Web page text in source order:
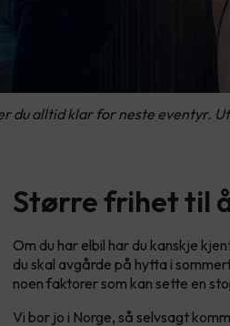
du alltid klar for neste eventyr.
Større frihet til
Om du har elbil har du kanskje
du skal avgårde på hytta i
noen faktorer som kan sette en
Vi bor jo i Norge, så selvsagt